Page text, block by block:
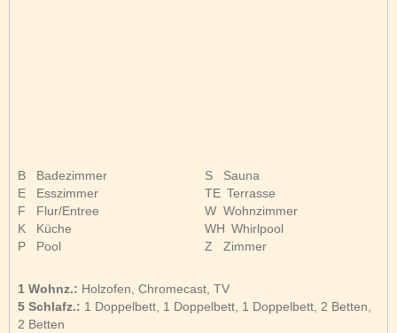
B
Badezimmer
E
Esszimmer
F
Flur/Entree
K
Küche
P
Pool
S
Sauna
TE Terrasse
W Wohnzimmer
WH Whirlpool
Z
Zimmer
1 Wohnz.: Holzofen, Chromecast, TV
5 Schlafz.: 1 Doppelbett, 1 Doppelbett, 1 Doppelbett, 2 Betten,
2 Betten